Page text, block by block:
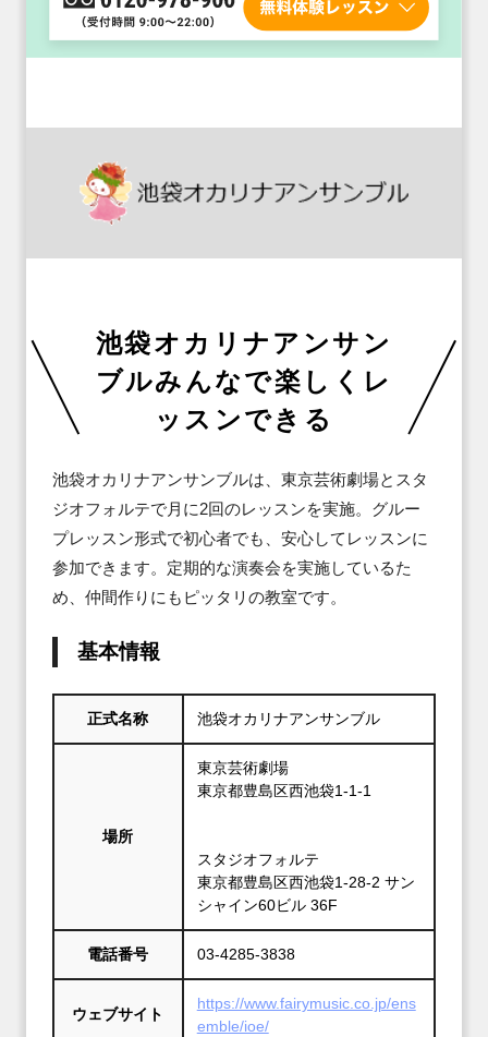
池袋オカリナアンサン
ブルみんなで楽しくレ
ッスンできる
池袋オカリナアンサンブルは、東京芸術劇場とスタ
ジオフォルテで月に2回のレッスンを実施。グルー
プレッスン形式で初心者でも、安心してレッスンに
参加できます。定期的な演奏会を実施しているた
め、仲間作りにもピッタリの教室です。
基本情報
正式名称 池袋オカリナアンサンブル
場所
東京芸術劇場
東京都豊島区西池袋1-1-1
スタジオフォルテ
東京都豊島区西池袋1-28-2 サン
シャイン60ビル 36F
電話番号 03-4285-3838
ウェブサイト
https://www.fairymusic.co.jp/ens
emble/ioe/